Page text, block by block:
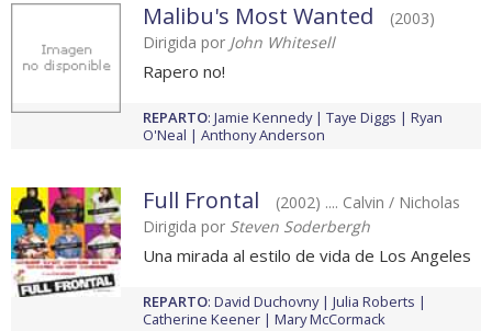
Malibu's Most Wanted
(2003)
Dirigida por John Whitesell
Rapero no!
REPARTO: Jamie Kennedy Taye Diggs
Ryan
O'Neal
Anthony Anderson
Full Frontal
(2002) .... Calvin / Nicholas
Dirigida por Steven Soderbergh
Una mirada al estilo de vida de Los Angeles
REPARTO: David Duchovny
Julia Roberts
Catherine Keener
Mary McCormack